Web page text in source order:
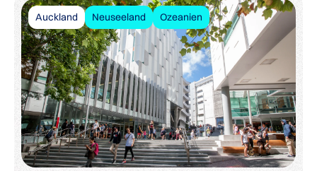
Auckland Neuseeland Ozeanien